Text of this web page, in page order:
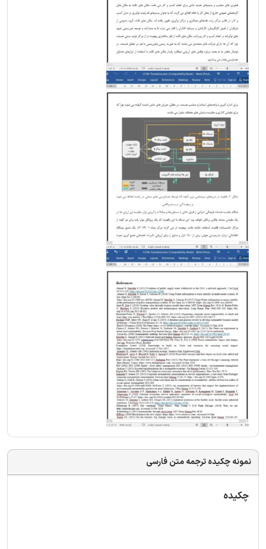
نمونه چکیده ترجمه متن فارسی
چکیده